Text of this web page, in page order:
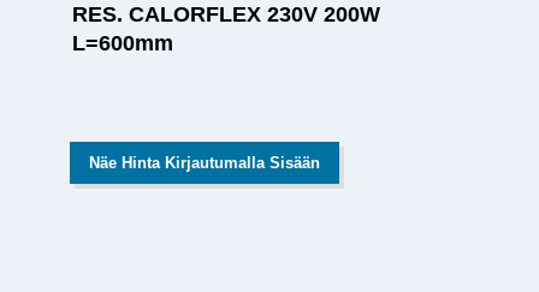
RES. CALORFLEX 230V 200W
L=600mm
Näe Hinta Kirjautumalla Sisään